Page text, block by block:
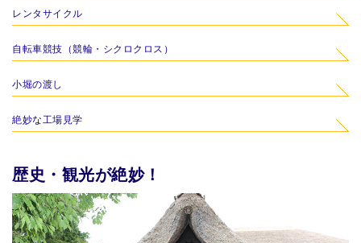
レンタサイクル
自転車競技（競輪・シクロクロス）
小堀の渡し
絶妙な工場見学
歴史・観光が絶妙！